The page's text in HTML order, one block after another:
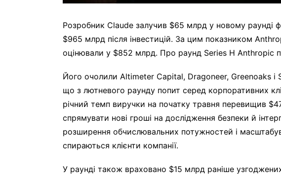
Розробник Claude залучив $65 млрд у новому раунді
$965 млрд після інвестицій. За цим показником
оцінювали у $852 млрд. Про раунд Series H Anthropic
Його очолили Altimeter Capital, Dragoneer, Greenoaks і
що з лютневого раунду попит серед корпоративних
річний темп виручки на початку травня перевищив
спрямувати нові гроші на дослідження безпеки й
розширення обчислювальних потужностей і
спираються клієнти компанії.
У раунді також враховано $15 млрд раніше